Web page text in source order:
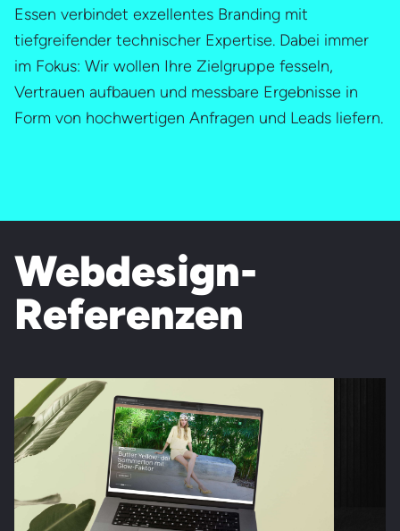
Essen verbindet exzellentes Branding mit
tiefgreifender technischer Expertise. Dabei immer
im Fokus: Wir wollen Ihre Zielgruppe fesseln,
Vertrauen aufbauen und messbare Ergebnisse in
Form von hochwertigen Anfragen und Leads liefern.
Webdesign-
Referenzen